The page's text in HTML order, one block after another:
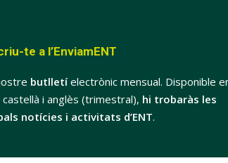
te a l’EnviamENT
butlletí electrònic mensual. Disponible
castellà i anglès (trimestral), hi trobaràs les
notícies i activitats d’ENT.